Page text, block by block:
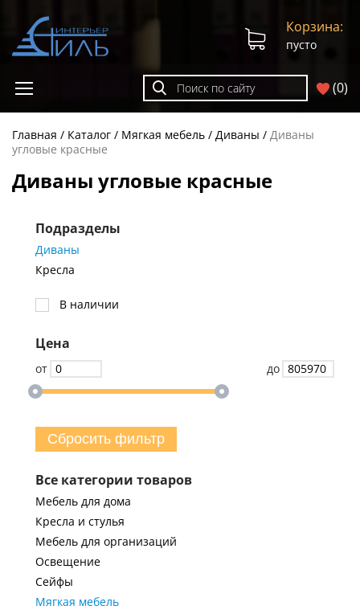
(0)
Корзина:
пусто
Главная Каталог Мягкая мебель Диваны
Диваны
угловые красные
Диваны угловые красные
Подразделы
Диваны
Кресла
В наличии
Цена
от до
Сбросить фильтр
Все категории товаров
Мебель для дома
Кресла и стулья
Мебель для организаций
Освещение
Сейфы
Мягкая мебель